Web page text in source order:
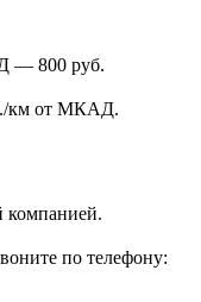
— 800 руб.
км от МКАД.
компанией.
по телефону: